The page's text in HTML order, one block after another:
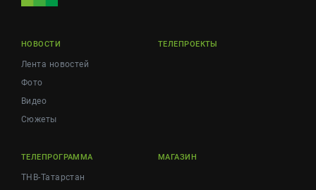
НОВОСТИ
Лента новостей
Фото
Видео
Сюжеты
ТЕЛЕПРОЕКТЫ
ТЕЛЕПРОГРАММА
ТНВ-Татарстан
МАГАЗИН